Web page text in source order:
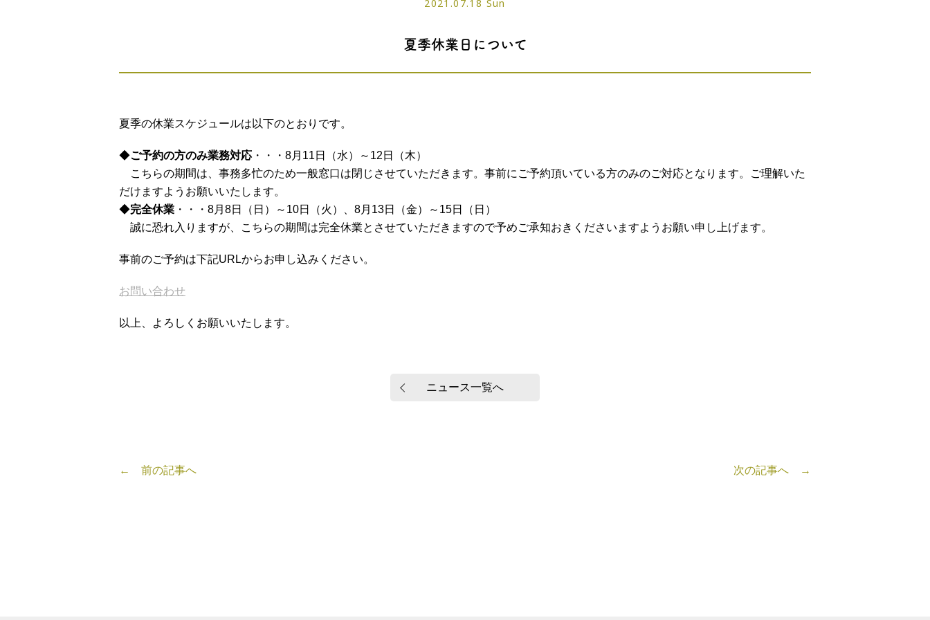
2021.07.18 Sun
夏季休業日について
夏季の休業スケジュールは以下のとおりです。
◆ご予約の方のみ業務対応 ・・・ 8月11日（水）～12日（木）
こちらの期間は、事務多忙のため一般窓口は閉じさせていただきます。事前にご予約頂いている方のみのご対応となります。ご理解いた
だけますようお願いいたします。
◆完全休業 ・・・ 8月8日（日）～10日（火）、8月13日（金）～15日（日）
誠に恐れ入りますが、こちらの期間は完全休業とさせていただきますので予めご承知おきくださいますようお願い申し上げます。
事前のご予約は下記URLからお申し込みください。
お問い合わせ
以上、よろしくお願いいたします。
ニュース一覧へ
← 前の記事へ 次の記事へ →